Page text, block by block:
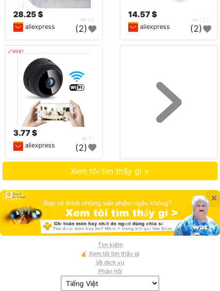
28.25 $
66
aliexpress (2)
14.57 $
232
aliexpress (2)
🔗404?
3.77 $
51
aliexpress (2)
Xem tôi tìm thấy gì >
×
Tìm kiếm
Xem tôi tìm thấy gì
Về dịch vụ
Phản hồi